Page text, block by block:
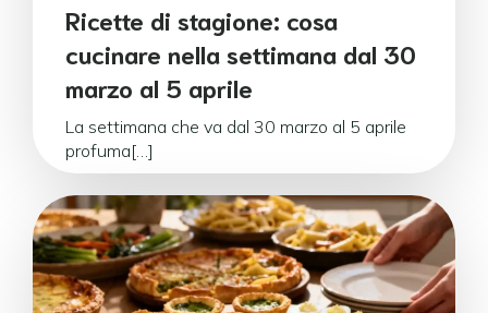
Ricette di stagione: cosa
cucinare nella settimana dal 30
marzo al 5 aprile
La settimana che va dal 30 marzo al 5 aprile
profuma[…]